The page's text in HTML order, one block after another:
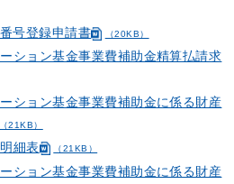
号登録申請書 （20KB）
ション基金事業費補助金精算払請求
ション基金事業費補助金に係る財産
（21KB）
細表 （21KB）
ション基金事業費補助金に係る財産